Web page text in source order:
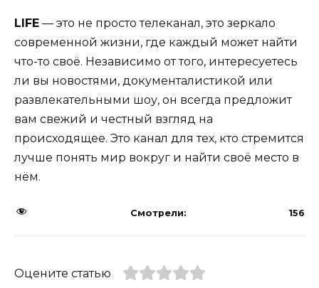
LIFE — это не просто телеканал, это зеркало
современной жизни, где каждый может найти
что-то своё. Независимо от того, интересуетесь
ли вы новостями, документалистикой или
развлекательными шоу, он всегда предложит
вам свежий и честный взгляд на
происходящее. Это канал для тех, кто стремится
лучше понять мир вокруг и найти своё место в
нём.
Смотрели: 156
Оцените статью